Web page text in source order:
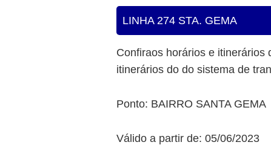
LINHA 274 STA. GEMA
Confiraos horários e itinerários
itinerários do do sistema de
Ponto: BAIRRO SANTA GEMA
Válido a partir de: 05/06/2023